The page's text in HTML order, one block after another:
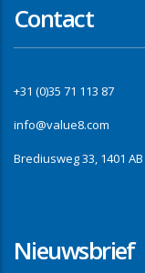
Contact
+31 (0)35 71 113 87
info@value8.com
Brediusweg 33, 1401
Nieuwsbrief